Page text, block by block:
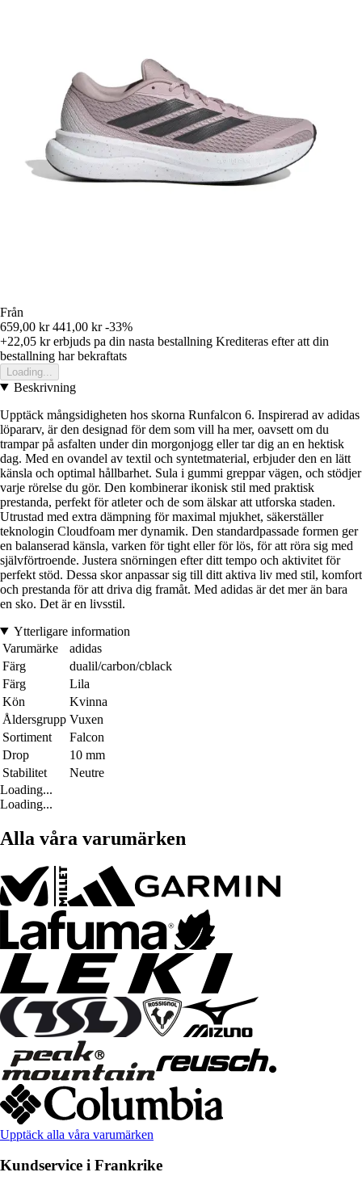
Från
659,00 kr 441,00 kr -33%
+22,05 krerbjuds pa din nasta bestallning Krediteras efter att din
bestallning har bekraftats
Loading...
Beskrivning
Upptäck mångsidigheten hos skorna Runfalcon 6. Inspirerad av adidas
löpararv, är den designad för dem som vill ha mer, oavsett om du
trampar på asfalten under din morgonjogg eller tar dig an en hektisk
dag. Med en ovandel av textil och syntetmaterial, erbjuder den en lätt
känsla och optimal hållbarhet. Sula i gummi greppar vägen, och stödjer
varje rörelse du gör. Den kombinerar ikonisk stil med praktisk
prestanda, perfekt för atleter och de som älskar att utforska staden.
Utrustad med extra dämpning för maximal mjukhet, säkerställer
teknologin Cloudfoam mer dynamik. Den standardpassade formen ger
en balanserad känsla, varken för tight eller för lös, för att röra sig med
självförtroende. Justera snörningen efter ditt tempo och aktivitet för
perfekt stöd. Dessa skor anpassar sig till ditt aktiva liv med stil, komfort
och prestanda för att driva dig framåt. Med adidas är det mer än bara
en sko. Det är en livsstil.
Ytterligare information
Varumärke
adidas
Färg
dualil/carbon/cblack
Färg
Lila
Kön
Kvinna
Åldersgrupp Vuxen
Sortiment
Falcon
Drop
10 mm
Stabilitet
Neutre
Loading...
Loading...
Alla våra varumärken
Upptäck alla våra varumärken
Kundservice i Frankrike